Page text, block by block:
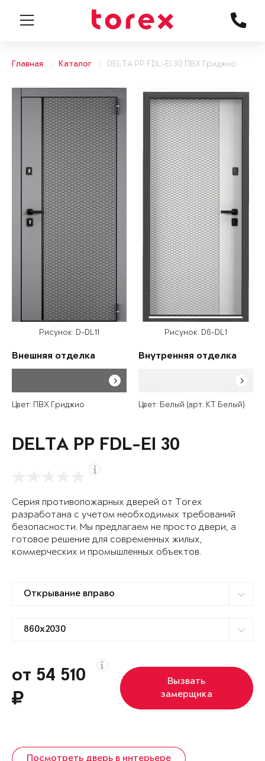
Главная Каталог DELTA PP FDL-EI 30 ПВХ Гриджио
Рисунок: D-DL11
Внешняя отделка
Цвет: ПВХ Гриджио
Рисунок: D6-DL1
Внутренняя отделка
Цвет: Белый (арт. КТ Белый)
DELTA PP FDL-EI 30
Серия противопожарных дверей от Torex
разработана с учетом необходимых требований
безопасности. Мы предлагаем не просто двери, а
готовое решение для современных жилых,
коммерческих и промышленных объектов.
от 54 510
Вызвать
замерщика
Посмотреть дверь в интерьере